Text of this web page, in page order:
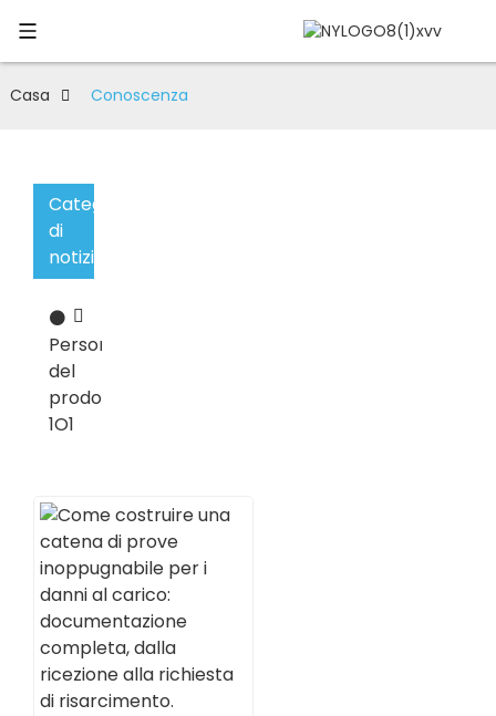
Casa Conoscenza
Categorie
di
notizie
⚫
Personalizzazione
del
prodotto
1O1